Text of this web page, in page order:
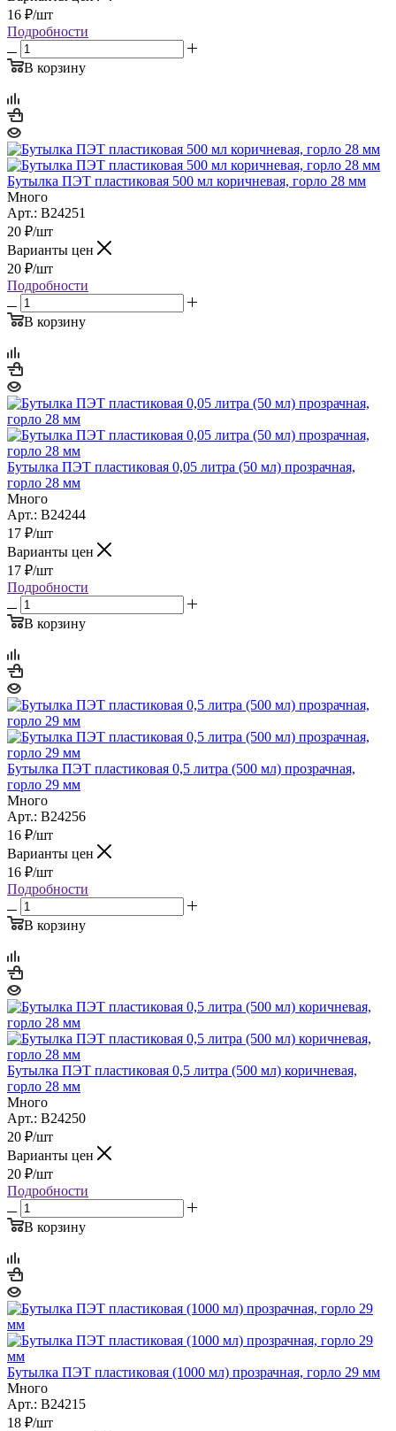
16 ₽/шт
Подробности
В корзину
Бутылка ПЭТ пластиковая 500 мл коричневая, горло 28 мм
Много
Арт.: B24251
20 ₽/шт
Варианты цен
20 ₽/шт
Подробности
В корзину
Бутылка ПЭТ пластиковая 0,05 литра (50 мл) прозрачная,
горло 28 мм
Много
Арт.: B24244
17 ₽/шт
Варианты цен
17 ₽/шт
Подробности
В корзину
Бутылка ПЭТ пластиковая 0,5 литра (500 мл) прозрачная,
горло 29 мм
Много
Арт.: B24256
16 ₽/шт
Варианты цен
16 ₽/шт
Подробности
В корзину
Бутылка ПЭТ пластиковая 0,5 литра (500 мл) коричневая,
горло 28 мм
Много
Арт.: B24250
20 ₽/шт
Варианты цен
20 ₽/шт
Подробности
В корзину
Бутылка ПЭТ пластиковая (1000 мл) прозрачная, горло 29 мм
Много
Арт.: B24215
18 ₽/шт